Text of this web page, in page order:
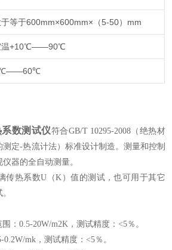
于等于600mm×600mm×（5-50）mm
温+10℃——90℃
数测试仪符合GB/T 10295-2008（绝热材
定-热流计法）标准设计制造。测量和控制
器的全自动测量。
传热系数U（K）值的测试，也可用于其它
：0.5-20W/m2K，测试精度：<5％。
mk，测试精度：<5％。